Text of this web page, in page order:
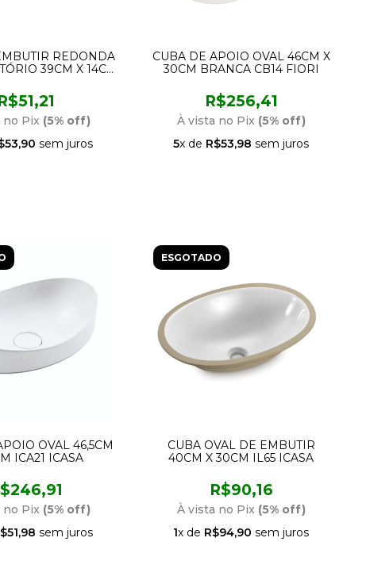
REDONDA
39CM X 14CM
no Pix (5% off)
sem juros
CUBA DE APOIO OVAL 46CM X
30CM BRANCA CB14 FIORI
R$256,41
À vista no Pix (5% off)
5x de R$53,98 sem juros
OVAL 46,5CM
ICA21 ICASA
no Pix (5% off)
sem juros
ESGOTADO
CUBA OVAL DE EMBUTIR
40CM X 30CM IL65 ICASA
R$90,16
À vista no Pix (5% off)
1x de R$94,90 sem juros